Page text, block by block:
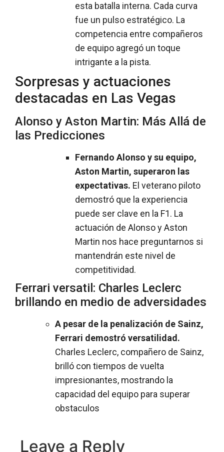
esta batalla interna. Cada curva
fue un pulso estratégico. La
competencia entre compañeros
de equipo agregó un toque
intrigante a la pista.
Sorpresas y actuaciones
destacadas en Las Vegas
Alonso y Aston Martin: Más Allá de
las Predicciones
Fernando Alonso y su equipo,
Aston Martin, superaron las
expectativas. El veterano piloto
demostró que la experiencia
puede ser clave en la F1. La
actuación de Alonso y Aston
Martin nos hace preguntarnos si
mantendrán este nivel de
competitividad.
Ferrari versatil: Charles Leclerc
brillando en medio de adversidades
A pesar de la penalización de Sainz,
Ferrari demostró versatilidad.
Charles Leclerc, compañero de Sainz,
brilló con tiempos de vuelta
impresionantes, mostrando la
capacidad del equipo para superar
obstaculos
Leave a Reply